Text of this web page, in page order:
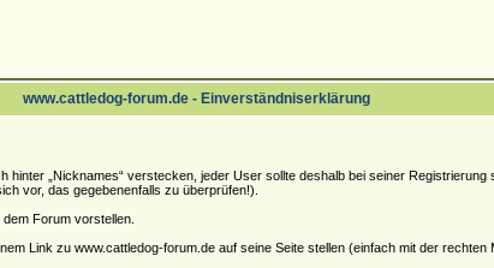
www.cattledog-forum.de - Einverständniserklärung
„Nicknames“ verstecken, jeder User sollte deshalb bei seiner Registrierung
vor, das gegebenenfalls zu überprüfen!).
Forum vorstellen.
Link zu www.cattledog-forum.de auf seine Seite stellen (einfach mit der rechten